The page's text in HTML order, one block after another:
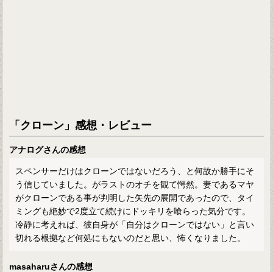
「クローン」感想・レビュー
アナログさんの感想
スペンサーだけはクローンではないだろう、と何故か勝手にそ
う信じていました。がラストのオチを観て愕然。妻であるマヤ
がクローンである事が判明した矢先の展開であったので、タイ
ミングも絶妙で2度立て続けにドッキリを喰らった気分です。
冷静に考えれば、彼自身が「自分はクローンではない」と言い
切れる根拠など何処にもないのだと思い、怖くなりました。
masaharuさんの感想